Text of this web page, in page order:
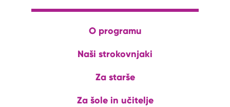
O programu
Naši strokovnjaki
Za starše
Za šole in učitelje